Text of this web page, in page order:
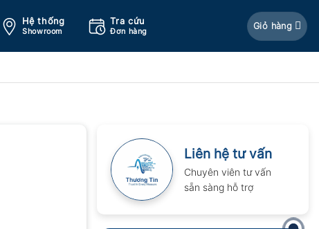
Hệ thống
Showroom
Tra cứu
Đơn hàng
Giỏ hàng
Liên hệ tư vấn
Chuyên viên tư vấn
sẵn sàng hỗ trợ